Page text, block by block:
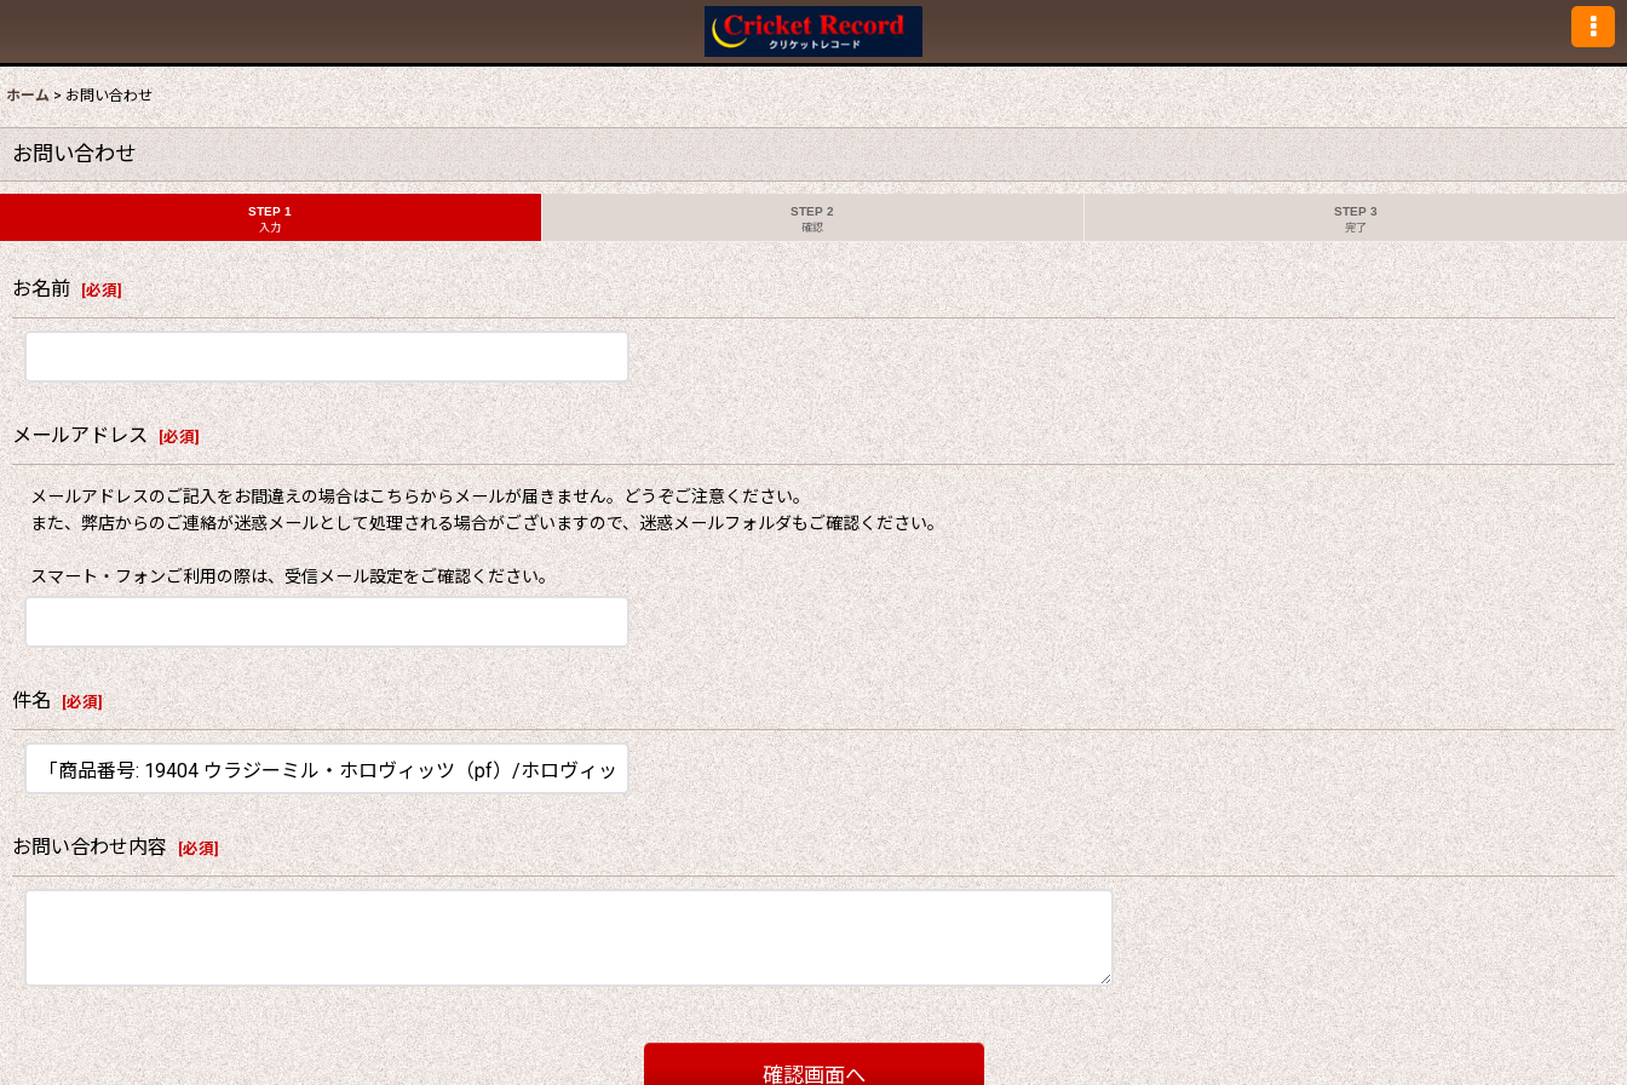
ホーム > お問い合わせ
お問い合わせ
STEP 1
入力
STEP 2
確認
STEP 3
完了
お名前 [必須]
メールアドレス [必須]
メールアドレスのご記入をお間違えの場合はこちらからメールが届きません。どうぞご注意ください。
また、弊店からのご連絡が迷惑メールとして処理される場合がございますので、迷惑メールフォルダもご確認ください。
スマート・フォンご利用の際は、受信メール設定をご確認ください。
件名 [必須]
お問い合わせ内容 [必須]
確認画面へ